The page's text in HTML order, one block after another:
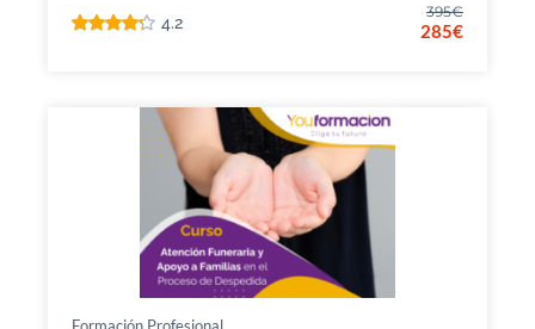
4.2
395€
285€
Formación Profesional